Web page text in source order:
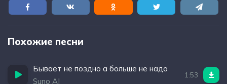
Похожие песни
Бывает не поздно а больше не надо
Suno AI
1:53